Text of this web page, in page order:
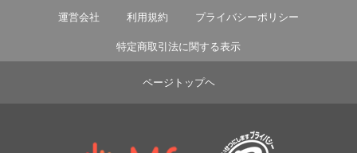
運営会社 利用規約 プライバシーポリシー
特定商取引法に関する表示
ページトップヘ